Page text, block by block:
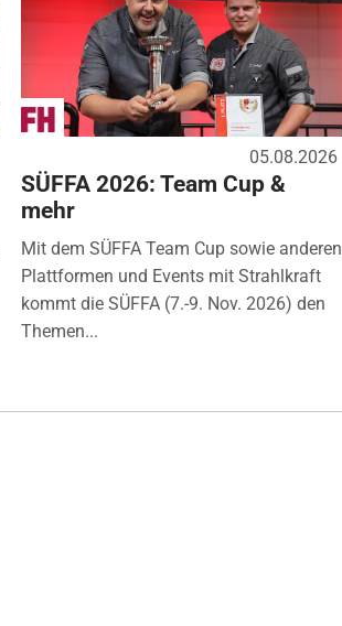
05.08.2026
SÜFFA 2026: Team Cup &
mehr
Mit dem SÜFFA Team Cup sowie anderen
Plattformen und Events mit Strahlkraft
kommt die SÜFFA (7.-9. Nov. 2026) den
Themen...